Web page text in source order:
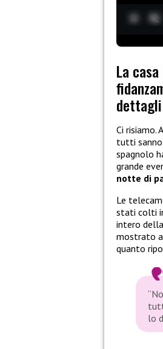
La
Ci risiamo.
tutti sanno
spagnolo
grande
notte di
Le
stati colti
intero
mostrato
quanto
lo